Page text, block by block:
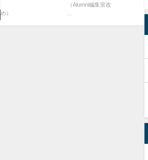
（Alumni編集室改
め） ...